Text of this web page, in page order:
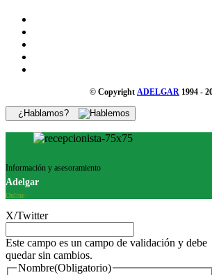
© Copyright ADELGAR 1994 -
¿Hablamos?
Información y asesoramiento
Adelgar
Online
X/Twitter
Este campo es un campo de validación y debe
quedar sin cambios.
Nombre(Obligatorio)